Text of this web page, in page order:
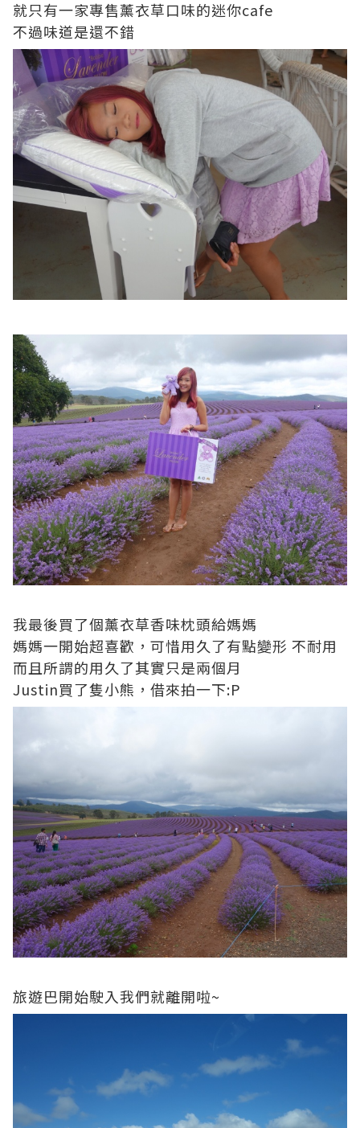
就只有一家專售薰衣草口味的迷你cafe
不過味道是還不錯
我最後買了個薰衣草香味枕頭給媽媽
媽媽一開始超喜歡，可惜用久了有點變形 不耐用
而且所謂的用久了其實只是兩個月
Justin買了隻小熊，借來拍一下:P
旅遊巴開始駛入我們就離開啦~